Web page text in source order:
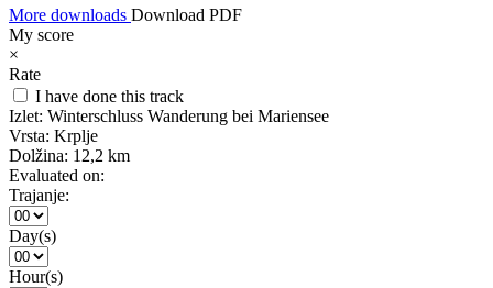
More downloads Download PDF
My score
×
Rate
I have done this track
Izlet: Winterschluss Wanderung bei Mariensee
Vrsta: Krplje
Dolžina: 12,2 km
Evaluated on:
Trajanje:
Day(s)
Hour(s)